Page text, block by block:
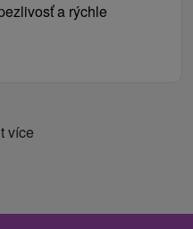
a rýchle
více